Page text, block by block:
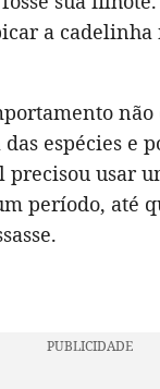
a
espécies e
precisou usar
período, até